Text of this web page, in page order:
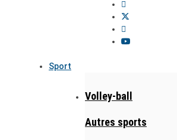
Sport
Volley-ball
Autres sports